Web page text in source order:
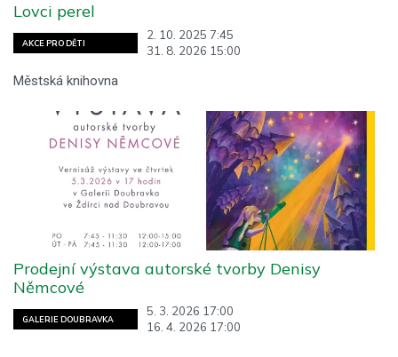
AKCE PRO DĚTI
2. 10. 2025 7:45
31. 8. 2026 15:00
Lovci perel
Městská knihovna
GALERIE DOUBRAVKA
5. 3. 2026 17:00
16. 4. 2026 17:00
Prodejní výstava autorské tvorby Denisy
Němcové